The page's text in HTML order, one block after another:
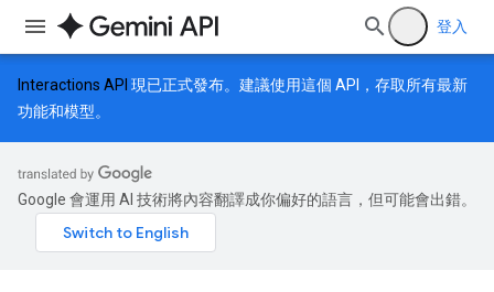
登入
Interactions API 現已正式發布。建議使用這個 API，存取所有最新
功能和模型。
Google 會運用 AI 技術將內容翻譯成你偏好的語言，但可能會出錯。